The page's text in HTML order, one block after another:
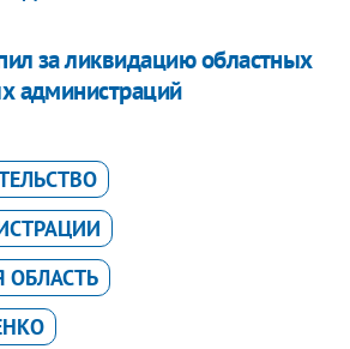
за ликвидацию областных
администраций
ОБЛАСТЬ